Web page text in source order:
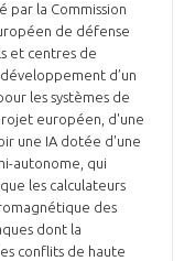
par la Commission
de défense
et centres de
d’un
les systèmes de
européen, d'une
une IA dotée d'une
autonome, qui
les calculateurs
des
dont la
conflits de haute